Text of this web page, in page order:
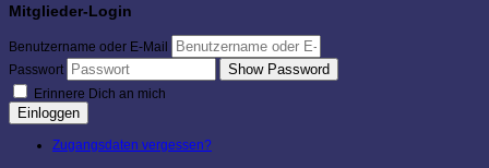
Mitglieder-Login
Benutzername oder E-Mail
Passwort
Show Password
Erinnere Dich an mich
Einloggen
Zugangsdaten vergessen?